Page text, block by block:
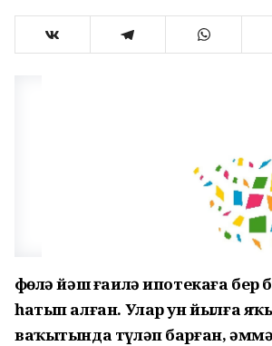
Өфөлә йәш ғаилә ипотекаға бер
һатып алған. Улар ун йылға
ваҡытында түләп барған,